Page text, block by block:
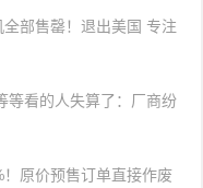
部售罄！退出美国 专注
等看的人失算了：厂商纷
！原价预售订单直接作废